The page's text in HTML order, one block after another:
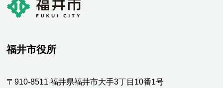
福井市役所
〒910-8511 福井県福井市大手3丁目10番1号